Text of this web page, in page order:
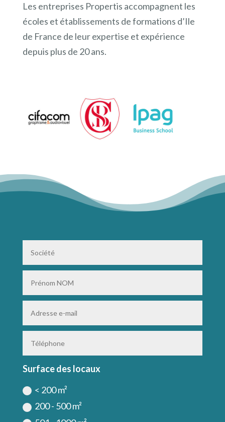
Les entreprises Propertis accompagnent les
écoles et établissements de formations d’Ile
de France de leur expertise et expérience
depuis plus de 20 ans.
Surface des locaux
< 200 m²
200 - 500 m²